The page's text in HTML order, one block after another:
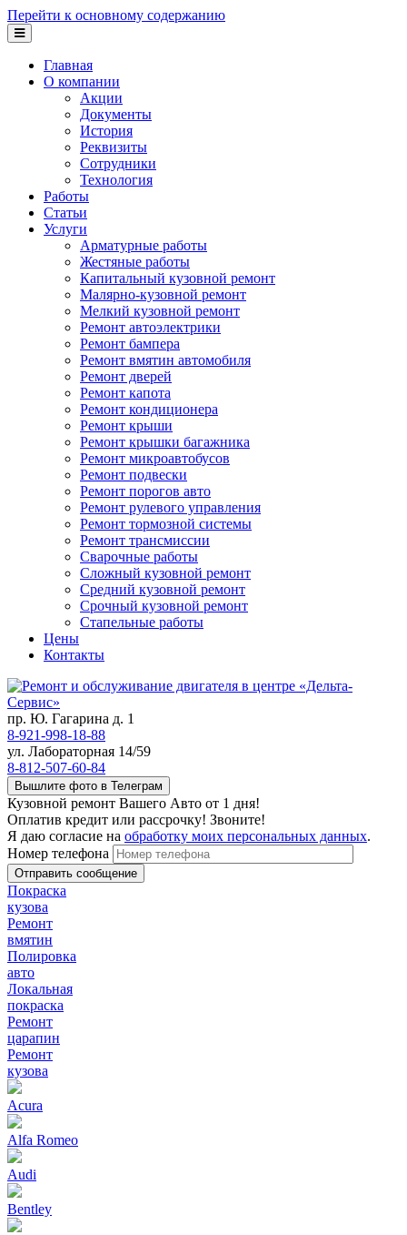
Перейти к основному содержанию
Главная
О компании
Акции
Документы
История
Реквизиты
Сотрудники
Технология
Работы
Статьи
Услуги
Арматурные работы
Жестяные работы
Капитальный кузовной ремонт
Малярно-кузовной ремонт
Мелкий кузовной ремонт
Ремонт автоэлектрики
Ремонт бампера
Ремонт вмятин автомобиля
Ремонт дверей
Ремонт капота
Ремонт кондиционера
Ремонт крыши
Ремонт крышки багажника
Ремонт микроавтобусов
Ремонт подвески
Ремонт порогов авто
Ремонт рулевого управления
Ремонт тормозной системы
Ремонт трансмиссии
Сварочные работы
Сложный кузовной ремонт
Средний кузовной ремонт
Срочный кузовной ремонт
Стапельные работы
Цены
Контакты
пр. Ю. Гагарина д. 1
8-921-998-18-88
ул. Лабораторная 14/59
8-812-507-60-84
Вышлите фото в Телеграм
Кузовной ремонт Вашего Авто от 1 дня!
Оплатив кредит или рассрочку! Звоните!
Я даю согласие на обработку моих персональных данных.
Номер телефона
Покраска
кузова
Ремонт
вмятин
Полировка
авто
Локальная
покраска
Ремонт
царапин
Ремонт
кузова
Acura
Alfa Romeo
Audi
Bentley